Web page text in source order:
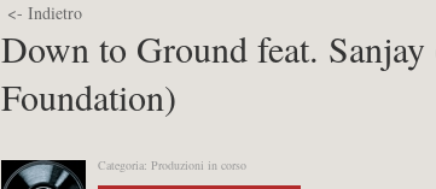
<- Indietro
Down to Ground feat.
Foundation)
Categoria: Produzioni in corso